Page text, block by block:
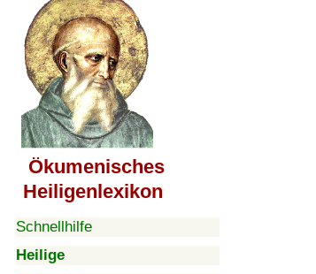
Ökumenisches
Heiligenlexikon
Schnellhilfe
Heilige